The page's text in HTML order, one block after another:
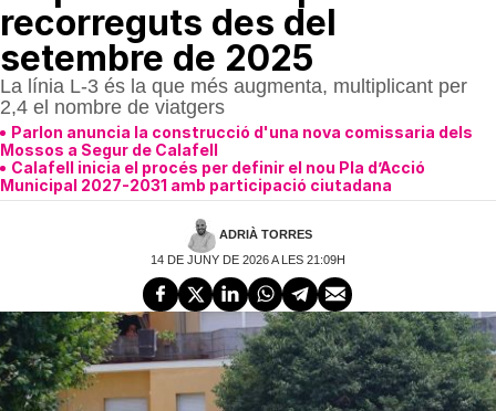
recorreguts des del
setembre de 2025
La línia L-3 és la que més augmenta, multiplicant per
2,4 el nombre de viatgers
Parlon anuncia la construcció d'una nova comissaria dels
Mossos a Segur de Calafell
Calafell inicia el procés per definir el nou Pla d’Acció
Municipal 2027-2031 amb participació ciutadana
ADRIÀ TORRES
14 DE JUNY DE 2026 A LES 21:09H